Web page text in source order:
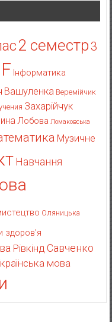
2 семестр3
Інформатика
Вашуленка Веремійчик
Захарійчук
Лобова Ломаковська
Музичне
Навчання
Оляницька
здоров'я
Рівкінд Савченко
мова